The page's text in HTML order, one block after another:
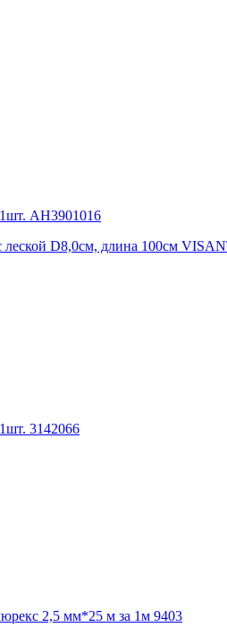
1шт. АН3901016
D8,0см, длина 100см
3142066
2,5 мм*25 м за 1м 9403